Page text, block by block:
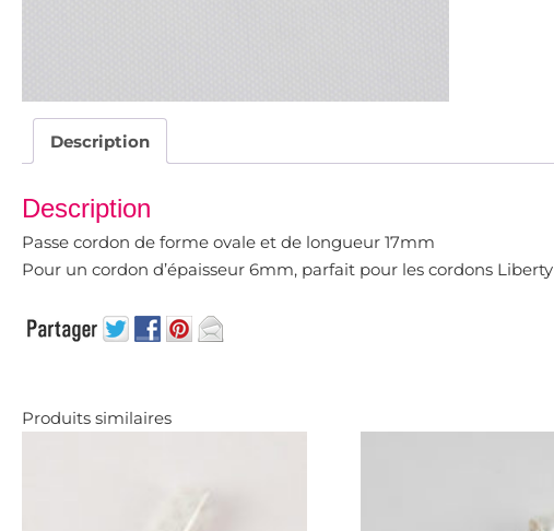
Description
Description
Passe cordon de forme ovale et de longueur 17mm
Pour un cordon d’épaisseur 6mm, parfait pour les cordons Liberty
Produits similaires